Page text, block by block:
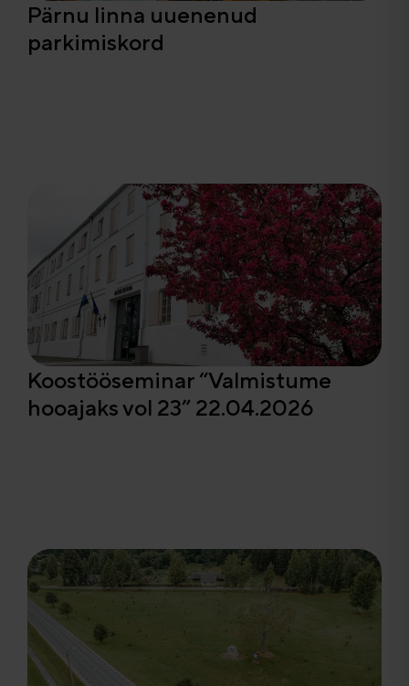
Pärnu linna uuenenud
parkimiskord
Koostööseminar “Valmistume
hooajaks vol 23” 22.04.2026